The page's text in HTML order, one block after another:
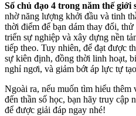
Số chủ đạo 4 trong năm thế giới
nhờ năng lượng khởi đầu và tinh
thời điểm để bạn dám thay đổi,
triển sự nghiệp và xây dựng nền
tiếp theo. Tuy nhiên, để đạt được
sự kiên định, đồng thời linh hoạt,
nghỉ ngơi, và giảm bớt áp lực tự
Ngoài ra, nếu muốn tìm hiểu thêm
đến thần số học, bạn hãy truy cập
để được giải đáp ngay nhé!